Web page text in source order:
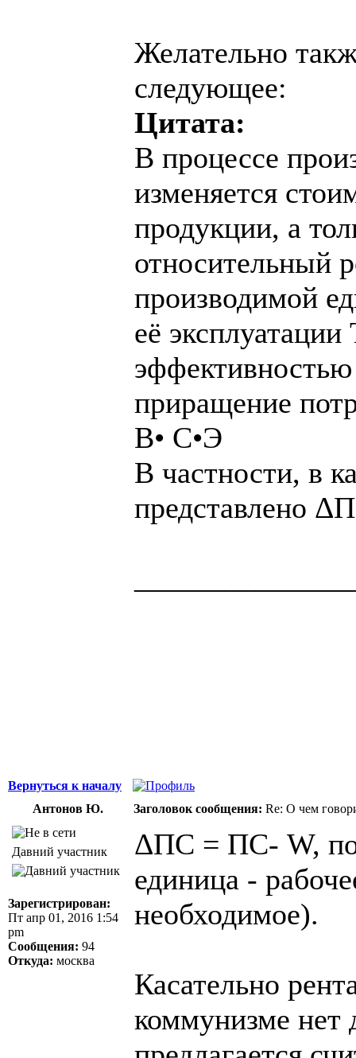
Желательно
следующее:
Цитата:
В процессе
изменяется
продукции, а
относительный
производимой
её
приращение
В• С•Э
В частности, в
представлено
Вернуться к началу
Антонов Ю.
Заголовок сообщения: Re: О чем
Давний участник
Зарегистрирован:
Пт апр 01, 2016 1:54
pm
Сообщения: 94
Откуда: москва
ΔПС = ПС- W,
единица -
необходимое).
Касательно
коммунизме нет